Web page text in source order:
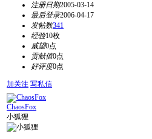
注册日期2005-03-14
最后登录2006-04-17
发帖数341
经验10枚
威望0点
贡献值0点
好评度0点
加关注 写私信
ChaosFox
小狐狸